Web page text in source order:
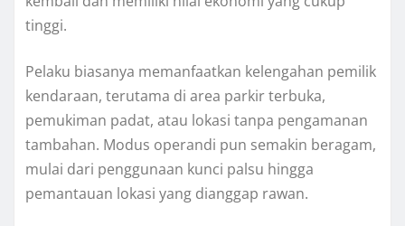
tinggi.
Pelaku biasanya memanfaatkan kelengahan pemilik
kendaraan, terutama di area parkir terbuka,
pemukiman padat, atau lokasi tanpa pengamanan
tambahan. Modus operandi pun semakin beragam,
mulai dari penggunaan kunci palsu hingga
pemantauan lokasi yang dianggap rawan.